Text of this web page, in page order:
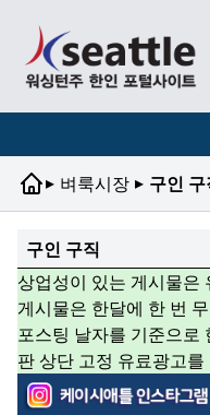
▸ 벼룩시장 ▸ 구인 구
구인 구직
상업성이 있는 게시물은
게시물은 한달에 한 번
포스팅 날자를 기준으로
판 상단 고정 유료광고